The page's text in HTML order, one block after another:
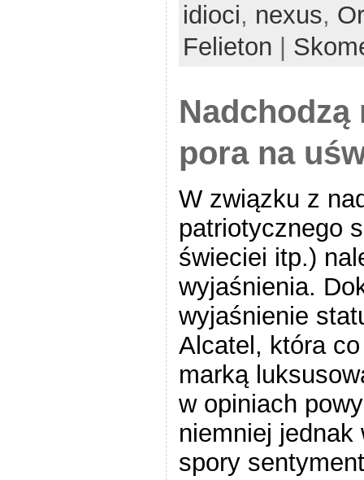
idioci, nexus,
Felieton
Nadchodzą
pora na
W związku z
patriotycznego
świeciei itp.)
wyjaśnienia.
wyjaśnienie
Alcatel, która
marką
w opiniach
niemniej
spory